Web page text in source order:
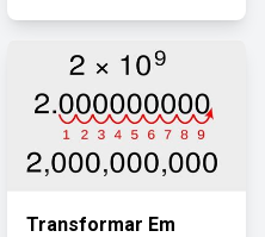
Transformar Em